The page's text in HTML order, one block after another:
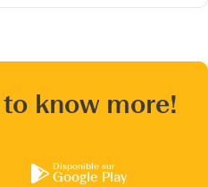
know more!
Disponible sur
Google Play